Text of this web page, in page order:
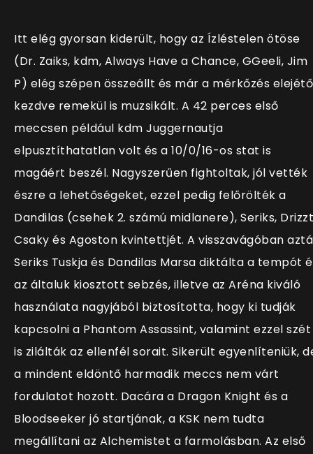
Itt elég gyorsan kiderült, hogy az Ízléstelen ötöse
(Dr. Zaiks, kdm, Always Have a Chance, GGeeli, Jim
P) elég szépen összeállt és már a mérkőzés
kezdve remekül is muzsikált. A 42 perces első
meccsen például kdm Juggernautja
elpusztíthatatlan volt és a 10/0/16-os stat is
magáért beszél. Nagyszerűen fightoltak, jól vették
észre a lehetőségeket, ezzel pedig felőrölték a
Dandilas (csehek 2. számú midlanere), Seriks,
Csaky és Agoston kvintettjét. A visszavágóban
Seriks Tuskja és Dandilas Marsa diktálta a tempót
az általuk kiosztott sebzés, illetve az Aréna kiváló
használata nagyjából biztosította, hogy ki tudják
kapcsolni a Phantom Assassint, valamint ezzel szét
is zilálták az ellenfél sorait. Sikerült egyenlíteniük,
a mindent eldöntő harmadik meccs nem várt
fordulatot hozott. Dacára a Dragon Knight és a
Bloodseeker jó startjának, a KSK nem tudta
megállítani az Alchemistet a farmolásban. Az első